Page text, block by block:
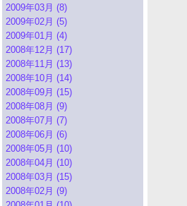
2009年03月 (8)
2009年02月 (5)
2009年01月 (4)
2008年12月 (17)
2008年11月 (13)
2008年10月 (14)
2008年09月 (15)
2008年08月 (9)
2008年07月 (7)
2008年06月 (6)
2008年05月 (10)
2008年04月 (10)
2008年03月 (15)
2008年02月 (9)